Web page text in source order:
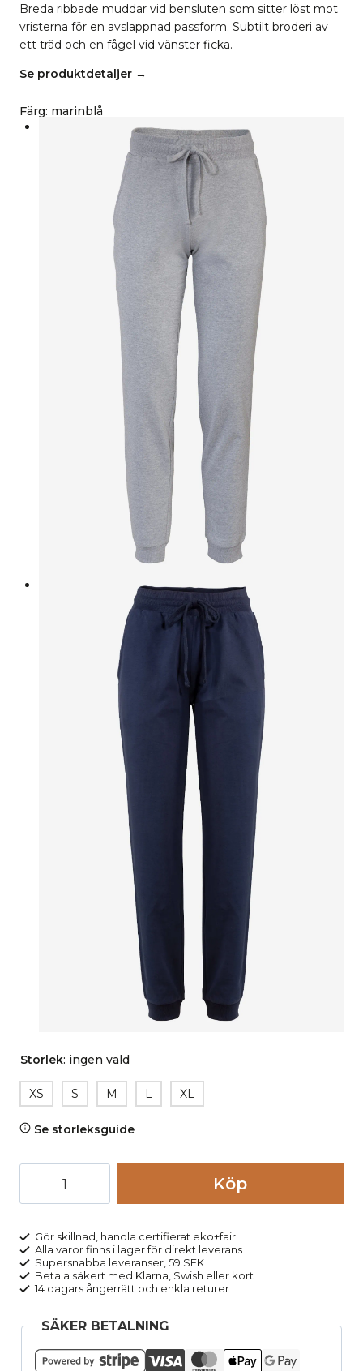
Breda ribbade muddar vid bensluten som sitter löst mot
vristerna för en avslappnad passform. Subtilt broderi av
ett träd och en fågel vid vänster ficka.
Se produktdetaljer →
Färg: marinblå
Storlek: ingen vald
XS S M L XL
Se storleksguide
marinblå
mängd
Köp
Gör skillnad, handla certifierat eko+fair!
Alla varor finns i lager för direkt leverans
Supersnabba leveranser, 59 SEK
Betala säkert med Klarna, Swish eller kort
14 dagars ångerrätt och enkla returer
SÄKER BETALNING